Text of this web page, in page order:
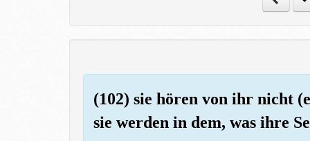
(102) sie hören von ihr nicht
sie werden in dem, was ihre